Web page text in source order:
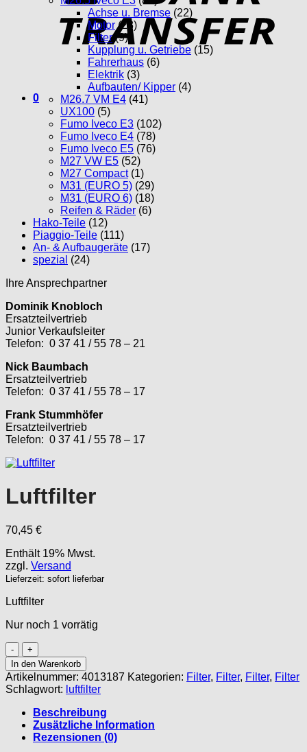
0
Achse u. Bremse (22)
Motor (28)
Filter (9)
Kupplung u. Getriebe (15)
Fahrerhaus (6)
Elektrik (3)
Aufbauten/ Kipper (4)
M26.7 VM E4 (41)
UX100 (5)
Fumo Iveco E3 (102)
Fumo Iveco E4 (78)
Fumo Iveco E5 (76)
M27 VW E5 (52)
M27 Compact (1)
M31 (EURO 5) (29)
M31 (EURO 6) (18)
Reifen & Räder (6)
Hako-Teile (12)
Piaggio-Teile (111)
An- & Aufbaugeräte (17)
spezial (24)
Ihre Ansprechpartner
Dominik Knobloch
Ersatzteilvertrieb
Junior Verkaufsleiter
Telefon: 0 37 41 / 55 78 – 21
Nick Baumbach
Ersatzteilvertrieb
Telefon: 0 37 41 / 55 78 – 17
Frank Stummhöfer
Ersatzteilvertrieb
Telefon: 0 37 41 / 55 78 – 17
Luftfilter
70,45 €
Enthält 19% Mwst.
zzgl. Versand
Lieferzeit: sofort lieferbar
Luftfilter
Nur noch 1 vorrätig
Luftfilter
Menge
In den Warenkorb
Artikelnummer: 4013187 Kategorien: Filter, Filter, Filter, Filter
Schlagwort: luftfilter
Beschreibung
Zusätzliche Information
Rezensionen (0)